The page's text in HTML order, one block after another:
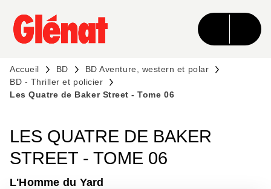
MENU RECHERCHE CONTENU
PIED DE PAGE
Accueil BD
BD Aventure, western et polar
BD - Thriller et policier
Les Quatre de Baker Street - Tome 06
LES QUATRE DE BAKER
STREET - TOME 06
L'Homme du Yard